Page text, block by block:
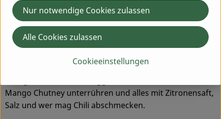
300 ml Wasser ablöschen, sodass alles gut bedeckt ist.
Das Mango Püree und den Zucker einrühren, mit Salz
würzen und leicht köcheln lassen, bis die Kichererbsen
gar sind. Im Kokosmilch-Wasser-Gemisch dauert dies
etwas länger als in reiner Brühe, plane etwa 1 Stunde
ein. 20 Minuten vor Schluss die Pastinaken-Würfel
Mango Chutney unterrühren und alles mit Zitronensaft,
Salz und wer mag Chili abschmecken.
Cookieeinstellungen
Nur notwendige Cookies zulassen
Alle Cookies zulassen